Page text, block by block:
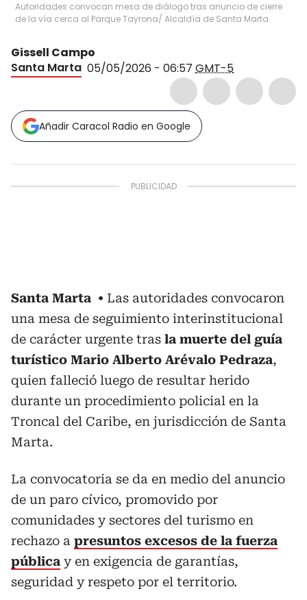
Autoridades convocan mesa de diálogo tras anuncio de cierre
de la vía cerca al Parque Tayrona/ Alcaldía de Santa Marta.
Gissell Campo
Santa Marta 05/05/2026 - 06:57 GMT-5
Añadir Caracol Radio en Google
Santa Marta
Las autoridades convocaron
una mesa de seguimiento interinstitucional
de carácter urgente tras la muerte del guía
turístico Mario Alberto Arévalo Pedraza,
quien falleció luego de resultar herido
durante un procedimiento policial en la
Troncal del Caribe, en jurisdicción de Santa
Marta.
La convocatoria se da en medio del anuncio
de un paro cívico, promovido por
comunidades y sectores del turismo en
rechazo a presuntos excesos de la fuerza
pública y en exigencia de garantías,
seguridad y respeto por el territorio.